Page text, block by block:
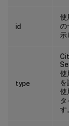
id
使
の
示
type
使
使
タ
す